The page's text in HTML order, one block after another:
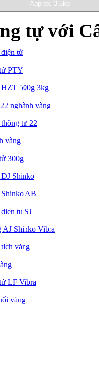
Approx. 3.5kg
tự với